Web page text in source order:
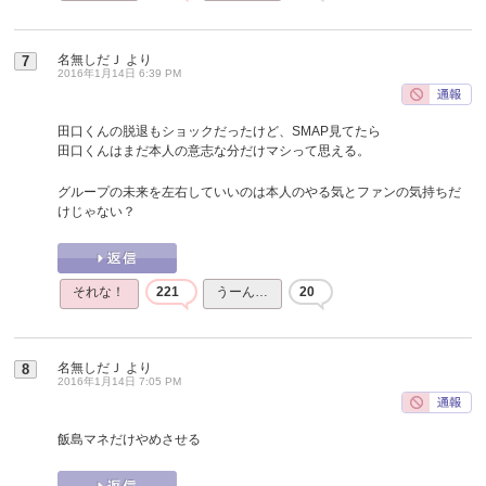
7 名無しだＪ より
2016年1月14日 6:39 PM
田口くんの脱退もショックだったけど、SMAP見てたら
田口くんはまだ本人の意志な分だけマシって思える。
グループの未来を左右していいのは本人のやる気とファンの気持ちだ
けじゃない？
それな！ 221 うーん… 20
8 名無しだＪ より
2016年1月14日 7:05 PM
飯島マネだけやめさせる